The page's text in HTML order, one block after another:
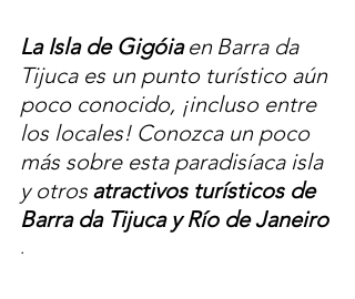
La Isla de Gigóia en Barra da
Tijuca es un punto turístico aún
poco conocido, ¡incluso entre
los locales! Conozca un poco
más sobre esta paradisíaca isla
y otros atractivos turísticos de
Barra da Tijuca y Río de Janeiro
.